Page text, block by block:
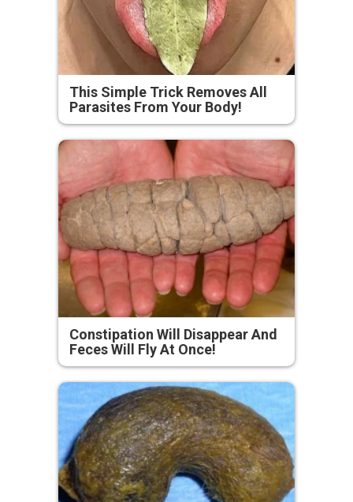
This Simple Trick Removes All
Parasites From Your Body!
Constipation Will Disappear And
Feces Will Fly At Once!